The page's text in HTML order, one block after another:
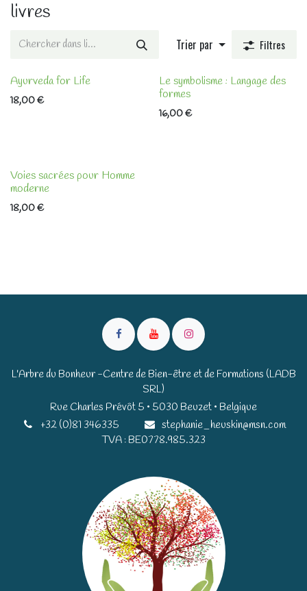
livres
Trier par Filtres
Ayurveda for Life
18,00€
Le symbolisme : Langage des
formes
16,00€
Voies sacrées pour Homme
moderne
18,00€
L'Arbre du Bonheur -Centre de Bien-être et de Formations (LADB
SRL)
Rue Charles Prévôt 5 • 5030 Beuzet • Belgique​​
+32 (0)81 346335
stephanie_heuskin@msn.com
TVA : BE0778.985.323